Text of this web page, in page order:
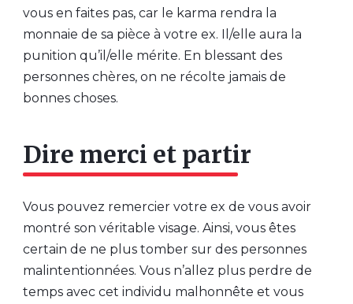
vous en faites pas, car le karma rendra la
monnaie de sa pièce à votre ex. Il/elle aura la
punition qu’il/elle mérite. En blessant des
personnes chères, on ne récolte jamais de
bonnes choses.
Dire merci et partir
Vous pouvez remercier votre ex de vous avoir
montré son véritable visage. Ainsi, vous êtes
certain de ne plus tomber sur des personnes
malintentionnées. Vous n’allez plus perdre de
temps avec cet individu malhonnête et vous